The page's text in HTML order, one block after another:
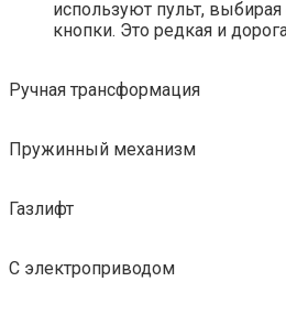
используют пульт,
кнопки. Это редкая и
Ручная трансформация
Пружинный механизм
Газлифт
С электроприводом